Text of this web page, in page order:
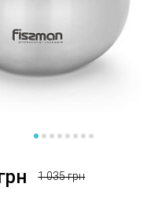
1 035 грн